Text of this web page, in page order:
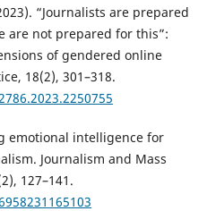
“Journalists are prepared
are not prepared for this”:
of gendered online
18(2), 301–318.
emotional intelligence for
Journalism and Mass
127–141.